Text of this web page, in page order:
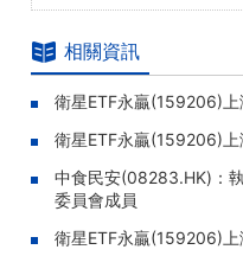
相關資訊
衛星ETF永贏(159206)
衛星ETF永贏(159206)
中食民安(08283.HK)：
委員會成員
衛星ETF永贏(159206)